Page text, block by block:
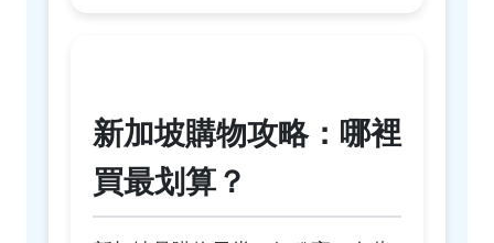
新加坡購物攻略：哪裡
買最划算？